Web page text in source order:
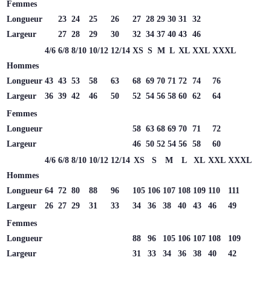
Femmes
Longueur
23 24 25 26 27 28 29 30 31
32
Largeur
27 28 29 30 32 34 37 40 43 46
4/6 6/8 8/10 10/12 12/14 XS S M L XL XXL XXXL
Hommes
Longueur 43 43 53 58 63 68 69 70 71 72 74
76
Largeur
36 39 42 46 50 52 54 56 58 60 62
64
Femmes
Longueur
58 63 68 69 70 71
72
Largeur
46 50 52 54 56 58
60
4/6 6/8 8/10 10/12 12/14 XS S M L XL XXL XXXL
Hommes
Longueur 64 72 80 88 96 105 106 107 108 109 110
111
Largeur
26 27 29 31 33 34 36 38 40 43 46
49
Femmes
Longueur
88 96 105 106 107 108
109
Largeur
31 33 34 36 38 40 42